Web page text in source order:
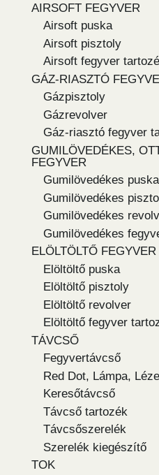
AIRSOFT FEGYVER
Airsoft puska
Airsoft pisztoly
Airsoft fegyver
GÁZ-RIASZTÓ
Gázpisztoly
Gázrevolver
Gáz-riasztó fegyver
GUMILÖVEDÉKES,
FEGYVER
Gumilövedékes puska
Gumilövedékes
Gumilövedékes
Gumilövedékes
ELÖLTÖLTŐ FEGYVER
Elöltöltő puska
Elöltöltő pisztoly
Elöltöltő revolver
Elöltöltő fegyver
TÁVCSŐ
Fegyvertávcső
Red Dot, Lámpa,
Keresőtávcső
Távcső tartozék
Távcsőszerelék
Szerelék kiegészítő
TOK